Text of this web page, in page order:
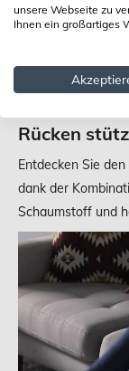
Rücken
Entdecken Sie
dank der
Schaumstoff und
unsere Webseite zu
Ihnen ein großartiges